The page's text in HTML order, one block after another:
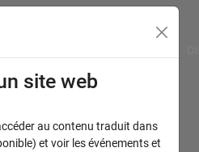
site web
au contenu traduit dans
et voir les événements et